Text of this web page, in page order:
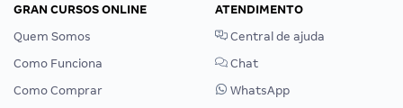
GRAN CURSOS ONLINE
Quem Somos
Como Funciona
Como Comprar
ATENDIMENTO
Central de ajuda
Chat
WhatsApp